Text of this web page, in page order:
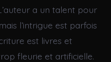
a un talent pour
l’intrigue est parfois
est livres et
fleurie et artificielle.